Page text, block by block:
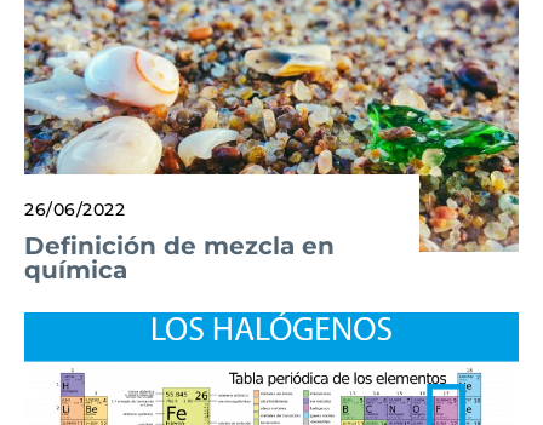
26/06/2022
Definición de mezcla en
química